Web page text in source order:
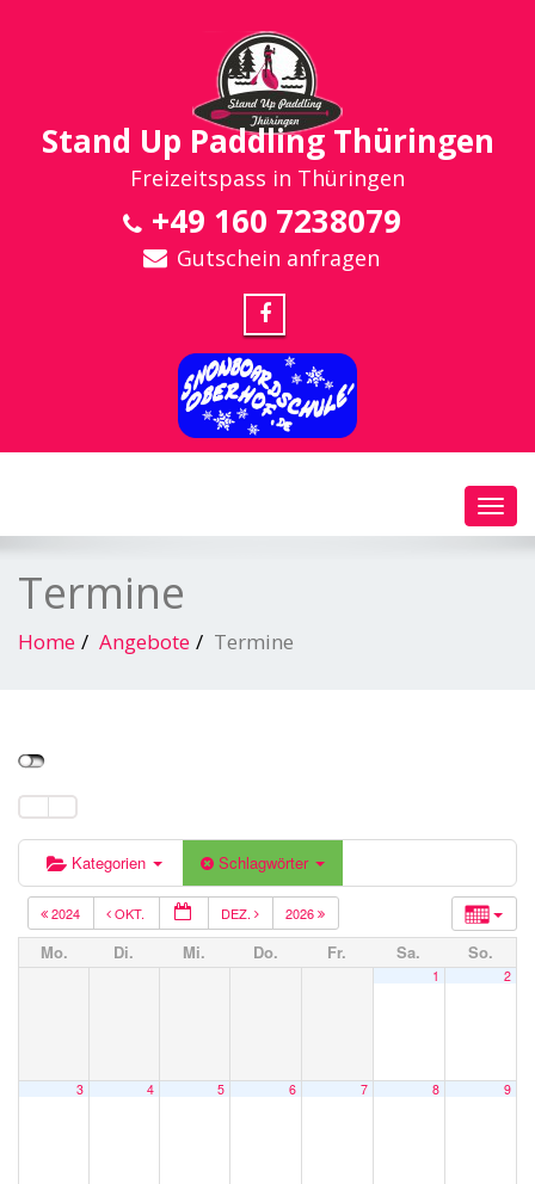
Stand Up Paddling Thüringen
Freizeitspass in Thüringen
+49 160 7238079
Gutschein anfragen
Termine
Home Angebote Termine
Kategorien Schlagwörter
2024 OKT. DEZ. 2026
Mo. Di. Mi. Do. Fr. Sa. So.
1 2
3 4 5 6 7 8 9